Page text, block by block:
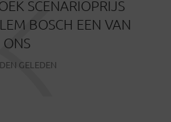
SCENARIOPRIJS
BOSCH EEN VAN
ONS
GELEDEN